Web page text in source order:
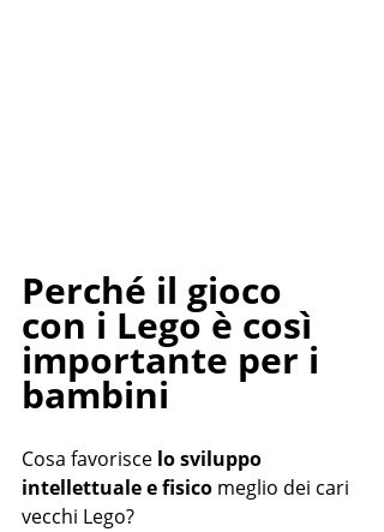
Perché il gioco
con i Lego è così
importante per i
bambini
Cosa favorisce lo sviluppo
intellettuale e fisico meglio dei cari
vecchi Lego?